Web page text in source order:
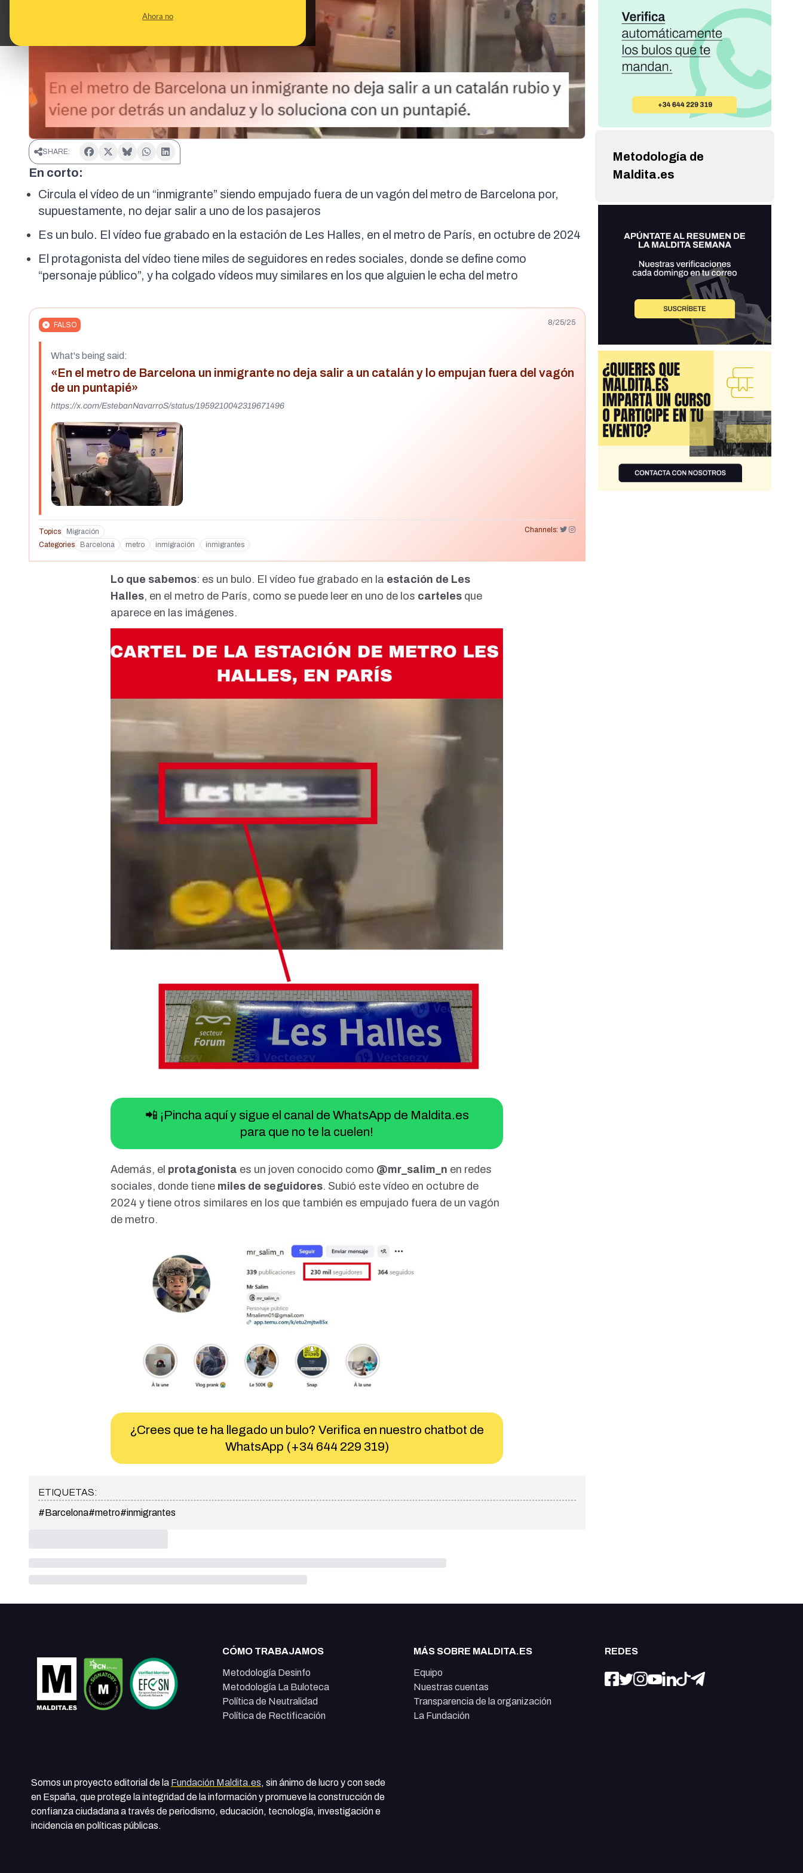
Ahora no
SHARE:
En corto:
Circula el vídeo de un “inmigrante” siendo empujado fuera de un vagón del metro de Barcelona por,
supuestamente, no dejar salir a uno de los pasajeros
Es un bulo. El vídeo fue grabado en la estación de Les Halles, en el metro de París, en octubre de 2024
El protagonista del vídeo tiene miles de seguidores en redes sociales, donde se define como
“personaje público”, y ha colgado vídeos muy similares en los que alguien le echa del metro
FALSO 8/25/25
What's being said:
«En el metro de Barcelona un inmigrante no deja salir a un catalán y lo empujan fuera del vagón
de un puntapié»
https://x.com/EstebanNavarroS/status/1959210042319671496
Topics Migración
Channels:
Categories
Barcelona metro inmigración inmigrantes
Lo que sabemos: es un bulo. El vídeo fue grabado en la estación de Les
Halles, en el metro de París, como se puede leer en uno de los carteles que
aparece en las imágenes.
📲 ¡Pincha aquí y sigue el canal de WhatsApp de Maldita.es
para que no te la cuelen!
Además, el protagonista es un joven conocido como @mr_salim_n en redes
sociales, donde tiene miles de seguidores. Subió este vídeo en octubre de
2024 y tiene otros similares en los que también es empujado fuera de un vagón
de metro.
¿Crees que te ha llegado un bulo? Verifica en nuestro chatbot de
WhatsApp (+34 644 229 319)
ETIQUETAS:
#Barcelona#metro#inmigrantes
Metodología de
Maldita.es
CÓMO TRABAJAMOS
Metodología Desinfo
Metodología La Buloteca
Política de Neutralidad
Política de Rectificación
MÁS SOBRE MALDITA.ES
Equipo
Nuestras cuentas
Transparencia de la organización
La Fundación
REDES
Somos un proyecto editorial de la Fundación Maldita.es, sin ánimo de lucro y con sede
en España, que protege la integridad de la información y promueve la construcción de
confianza ciudadana a través de periodismo, educación, tecnología, investigación e
incidencia en políticas públicas.